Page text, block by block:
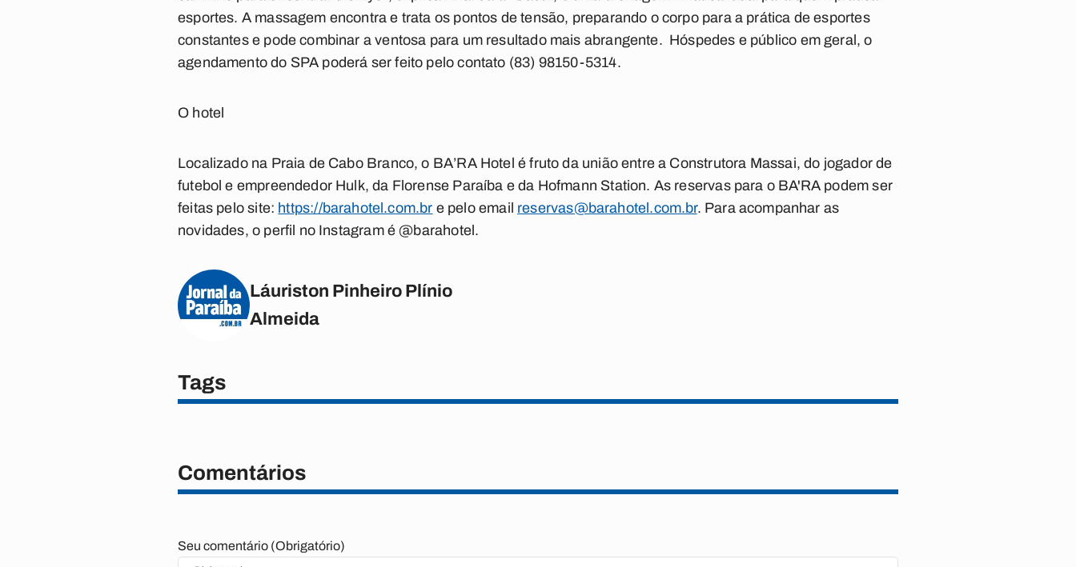
esportes. A massagem encontra e trata os pontos de tensão, preparando o corpo para a prática de esportes
constantes e pode combinar a ventosa para um resultado mais abrangente. Hóspedes e público em geral, o
agendamento do SPA poderá ser feito pelo contato (83) 98150-5314.
O hotel
Localizado na Praia de Cabo Branco, o BA’RA Hotel é fruto da união entre a Construtora Massai, do jogador de
futebol e empreendedor Hulk, da Florense Paraíba e da Hofmann Station. As reservas para o BA'RA podem ser
feitas pelo site: https://barahotel.com.br e pelo email reservas@barahotel.com.br. Para acompanhar as
novidades, o perfil no Instagram é @barahotel.
Láuriston Pinheiro Plínio
Almeida
Tags
Comentários
Seu comentário (Obrigatório)